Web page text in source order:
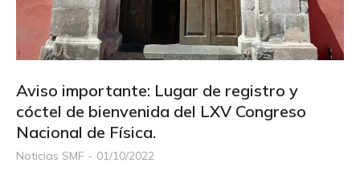
Aviso importante: Lugar de registro y
cóctel de bienvenida del LXV Congreso
Nacional de Física.
Noticias SMF 01/10/2022